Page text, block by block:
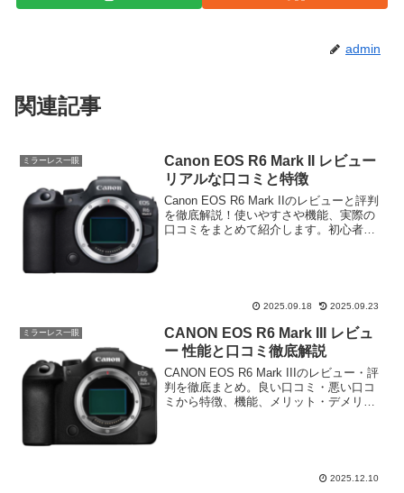
admin
関連記事
ミラーレス一眼
Canon EOS R6 Mark II レビュー
リアルな口コミと特徴
Canon EOS R6 Mark IIのレビューと評判
を徹底解説！使いやすさや機能、実際の
口コミをまとめて紹介します。初心者か
2025.09.18 2025.09.23
ミラーレス一眼
CANON EOS R6 Mark III レビュ
ー 性能と口コミ徹底解説
CANON EOS R6 Mark IIIのレビュー・評
判を徹底まとめ。良い口コミ・悪い口コ
ミから特徴、機能、メリット・デメリッ
2025.12.10